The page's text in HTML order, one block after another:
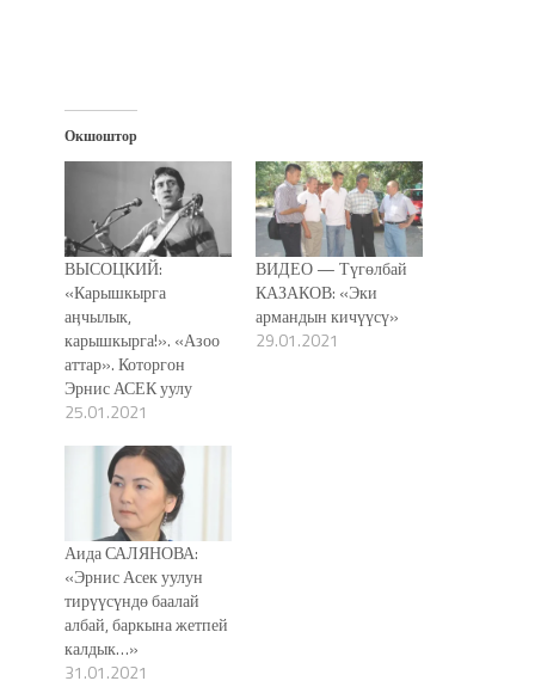
Окшоштор
ВЫСОЦКИЙ:
«Карышкырга
аӊчылык,
карышкырга!». «Азоо
аттар». Которгон
Эрнис АСЕК уулу
25.01.2021
ВИДЕО — Түгөлбай
КАЗАКОВ: «Эки
армандын кичүүсү»
29.01.2021
Аида САЛЯНОВА:
«Эрнис Асек уулун
тирүүсүндө баалай
албай, баркына жетпей
калдык…»
31.01.2021